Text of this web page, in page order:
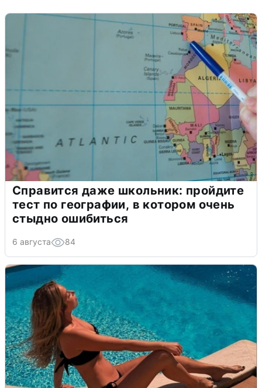
Справится даже школьник: пройдите
тест по географии, в котором очень
стыдно ошибиться
6 августа 84